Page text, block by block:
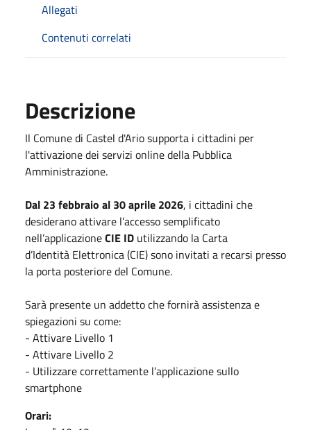
Allegati
Contenuti correlati
Descrizione
Il Comune di Castel d'Ario supporta i cittadini per
l'attivazione dei servizi online della Pubblica
Amministrazione.
Dal 23 febbraio al 30 aprile 2026, i cittadini che
desiderano attivare l’accesso semplificato
nell’applicazioneCIE ID utilizzando la Carta
d’Identità Elettronica (CIE) sono invitati a recarsi presso
la porta posteriore del Comune.
Sarà presente un addetto che fornirà assistenza e
spiegazioni su come:
- Attivare Livello 1
- Attivare Livello 2
- Utilizzare correttamente l’applicazione sullo
smartphone
Orari: